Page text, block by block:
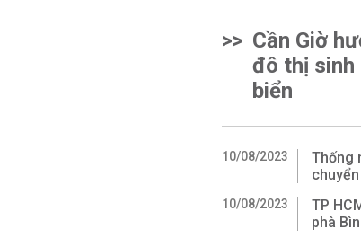
>> Cần Giờ
đô thị sinh
biển
10/08/2023
Thống
10/08/2023
TP
phà